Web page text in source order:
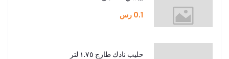
0.1 رس
حليب نادك طازج ١.٧٥ لتر